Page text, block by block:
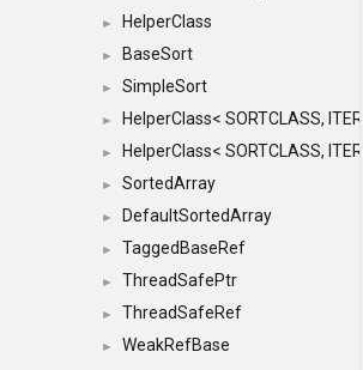
► HelperClass
► BaseSort
► SimpleSort
► HelperClass< SORTCLASS,
► HelperClass< SORTCLASS,
► SortedArray
► DefaultSortedArray
► TaggedBaseRef
► ThreadSafePtr
► ThreadSafeRef
►
WeakRefBase